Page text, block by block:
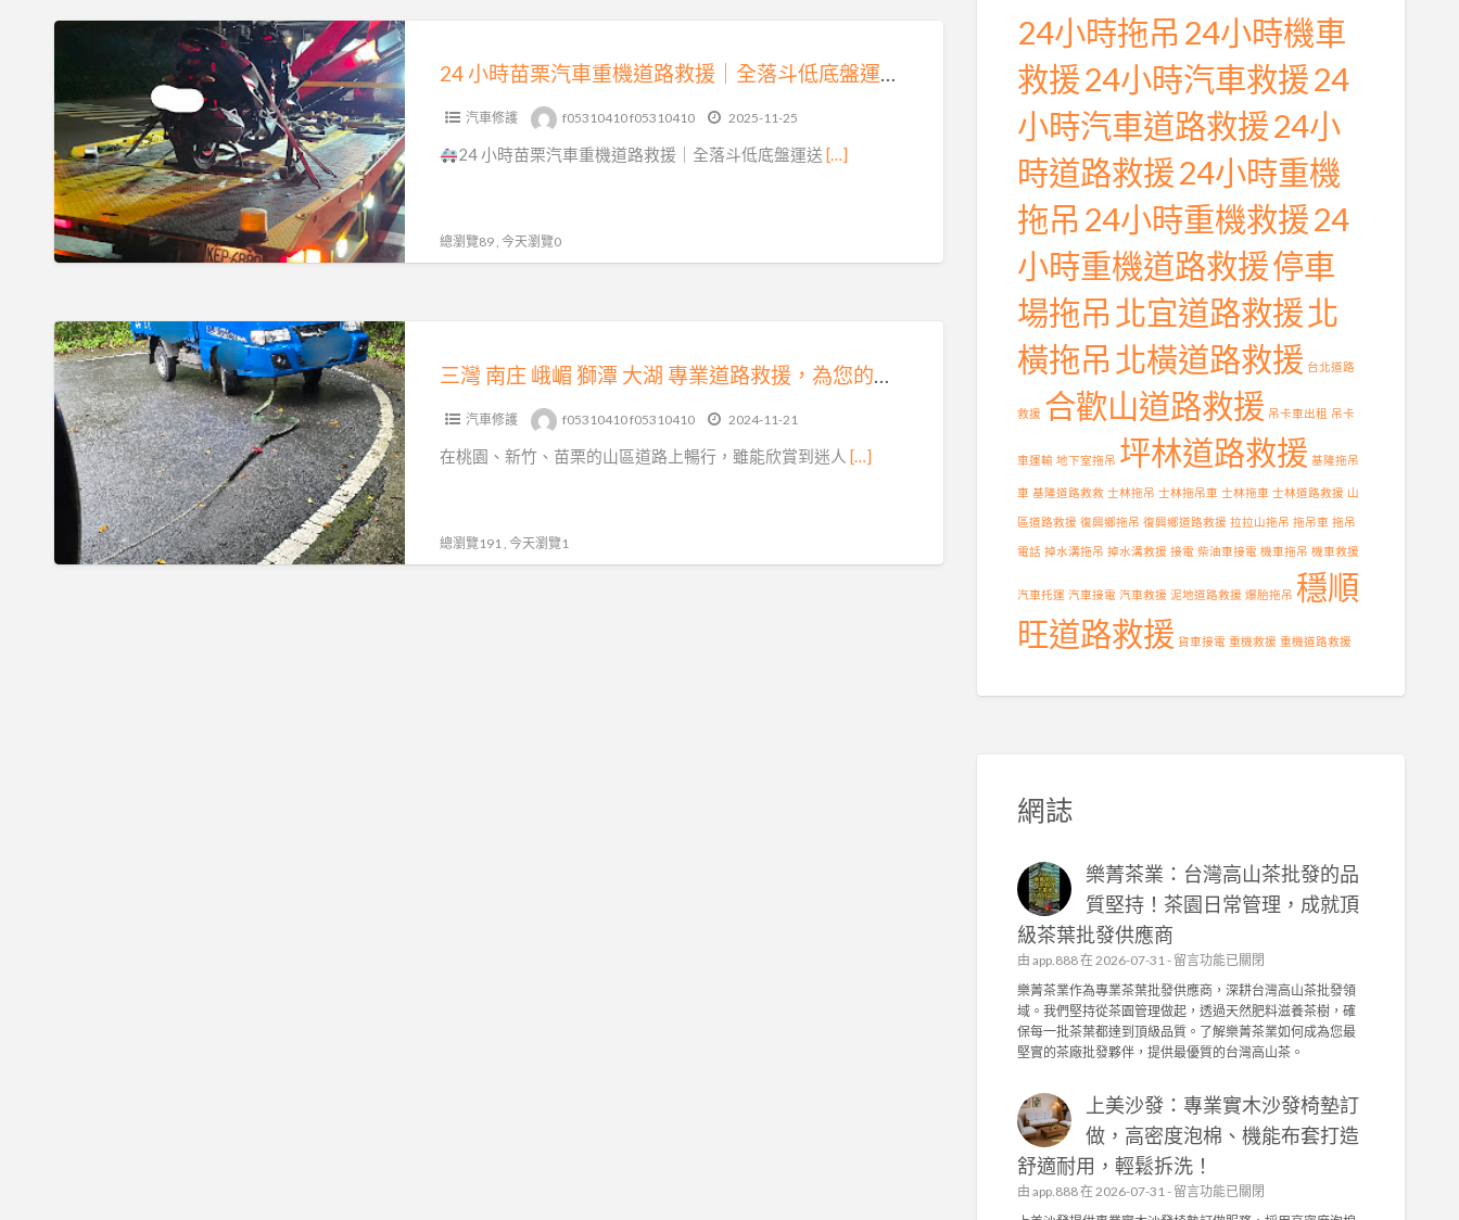
車
24H
15
分
鐘
必
達
時
苗
栗
汽
車
重
機
路
救
援
｜
全
底
24 小時苗栗汽車重機道路救援｜全落斗低底盤運送，15 分鐘火速到場！
汽車修護 f05310410 f05310410 2025-11-25
24 小時苗栗汽車重機道路救援｜全落斗低底盤運送 […]
總瀏覽89 , 今天瀏覽0
三
灣
南
庄
峨
大
汽車修護 f05310410 f05310410 2024-11-21
在桃園、新竹、苗栗的山區道路上暢行，雖能欣賞到迷人 […]
總瀏覽191 , 今天瀏覽1
24小時拖吊 24小時機車
救援24小時汽車救援24
小時汽車道路救援24小
時道路救援24小時重機
拖吊 24小時重機救援24
小時重機道路救援停車
場拖吊 北宜道路救援北
橫拖吊 北橫道路救援 台北道路
救援 合歡山道路救援 吊卡車出租 吊卡
車運輸 地下室拖吊 坪林道路救援 基隆拖吊
車 基隆道路救救 士林拖吊 士林拖吊車 士林拖車 士林道路救援 山
區道路救援 復興鄉拖吊 復興鄉道路救援 拉拉山拖吊 拖吊車 拖吊
電話 掉水溝拖吊 掉水溝救援 接電 柴油車接電 機車拖吊 機車救援
汽車托運 汽車接電 汽車救援 泥地道路救援 爆胎拖吊 穩順
旺道路救援 貨車接電 重機救援 重機道路救援
網誌
樂菁茶業：台灣高山茶批發的品
質堅持！茶園日常管理，成就頂
級茶葉批發供應商
由 app.888在 2026-07-31 - 在
〈
樂
菁
茶
業
台
灣
高
山
茶
留言功能已關閉
樂菁茶業作為專業茶葉批發供應商，深耕台灣高山茶批發領
域。我們堅持從茶園管理做起，透過天然肥料滋養茶樹，確
保每一批茶葉都達到頂級品質。了解樂菁茶業如何成為您最
堅實的茶廠批發夥伴，提供最優質的台灣高山茶。
上美沙發：專業實木沙發椅墊訂
做，高密度泡棉、機能布套打造
舒適耐用，輕鬆拆洗！
由 app.888在 2026-07-31 - 在
〈
留言功能已關閉